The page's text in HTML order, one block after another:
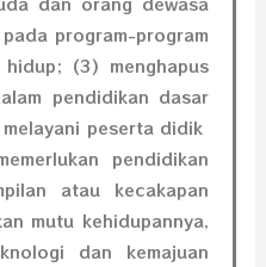
program-program
(3) menghapus
pendidikan dasar
peserta didik
pendidikan
atau kecakapan
mutu kehidupannya,
dan kemajuan